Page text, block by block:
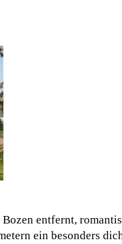
entfernt,
ein besonders